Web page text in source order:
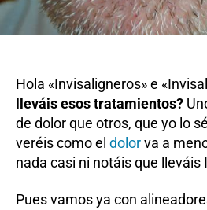
Hola «Invisaligneros» e
lleváis esos tratamientos?
de dolor que otros, que yo lo
veréis como el dolorva a
nada casi ni notáis que lleváis
Pues vamos ya con